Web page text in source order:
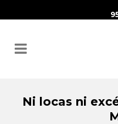
Ni locas ni